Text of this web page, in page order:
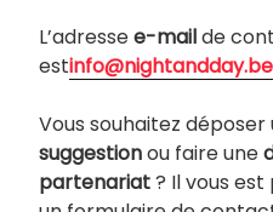
L’adressee-mailde
estinfo@nightandday.be
Vous souhaitez déposer
suggestionou faire une
partenariat? Il vous